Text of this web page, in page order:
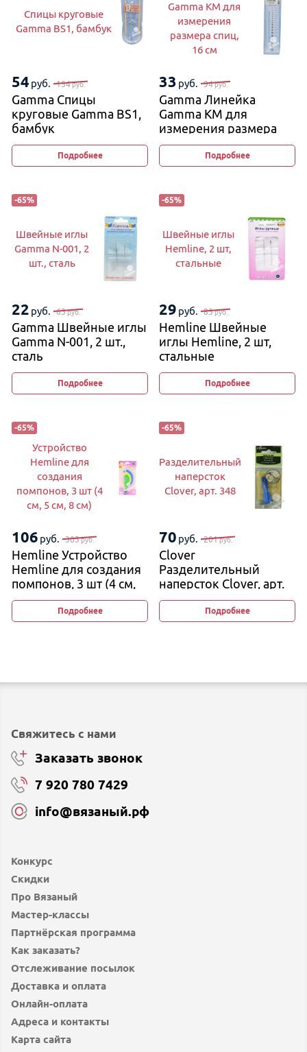
Спицы круговые
Gamma BS1, бамбук
54 руб. 154руб.
Gamma Спицы
круговые Gamma BS1,
бамбук
Подробнее
Gamma KM для
измерения
размера спиц,
16 см
33 руб. 94руб.
Gamma Линейка
Gamma KM для
измерения размера
спиц, 16 см
Подробнее
-65%
Швейные иглы
Gamma N-001, 2
шт., сталь
22 руб. 63руб.
Gamma Швейные иглы
Gamma N-001, 2 шт.,
сталь
Подробнее
-65%
Швейные иглы
Hemline, 2 шт,
стальные
29 руб. 83руб.
Hemline Швейные
иглы Hemline, 2 шт,
стальные
Подробнее
-65%
Устройство
Hemline для
создания
помпонов, 3 шт (4
см, 5 см, 8 см)
106 руб. 303руб.
Hemline Устройство
Hemline для создания
помпонов, 3 шт (4 см,
5 см, 8 см)
Подробнее
-65%
Разделительный
наперсток
Clover, арт. 348
70 руб. 201руб.
Clover
Разделительный
наперсток Clover, арт.
348
Подробнее
Конкурс
Скидки
Про Вязаный
Мастер-классы
Партнёрская программа
Как заказать?
Отслеживание посылок
Доставка и оплата
Онлайн-оплата
Адреса и контакты
Карта сайта
Свяжитесь с нами
Заказать звонок
7 920 780 7429
info@вязаный.рф